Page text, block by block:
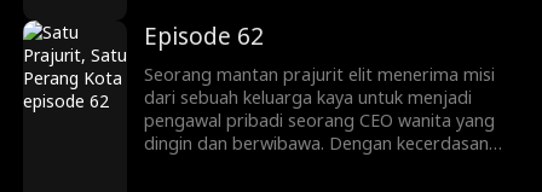
disadari justru terseret ke dalam konspirasi
yang lebih besar. Pada akhirnya, mereka
bekerja sama untuk menghancurkan
persaingan jahat dan rencana gelap para
musuh.
Episode 62
Seorang mantan prajurit elit menerima misi
dari sebuah keluarga kaya untuk menjadi
pengawal pribadi seorang CEO wanita yang
dingin dan berwibawa. Dengan kecerdasan